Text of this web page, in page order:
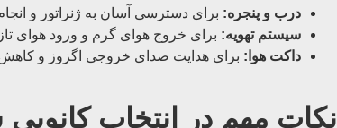
درب و پنجره: برای دسترسی آسان به ژنراتور و
سیستم تهویه: برای خروج هوای گرم و ورود هوای
داکت هوا : برای هدایت صدای خروجی اگزوز و
نکات مهم در انتخاب کانوپی